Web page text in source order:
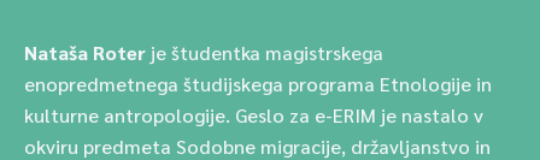
Nataša Roter je študentka magistrskega
enopredmetnega študijskega programa Etnologije in
kulturne antropologije. Geslo za e-ERIM je nastalo v
okviru predmeta Sodobne migracije, državljanstvo in